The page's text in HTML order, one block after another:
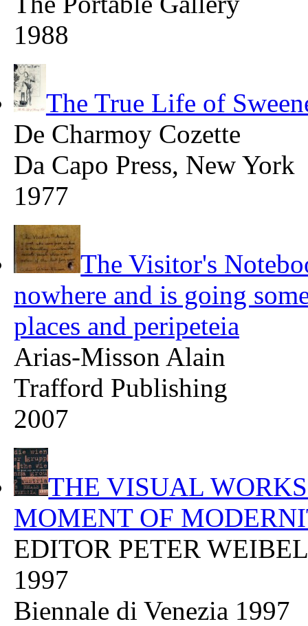
1988
The True Life of
De Charmoy Cozette
Da Capo Press, New York
1977
The Visitor's
nowhere and is going
places and peripeteia
Arias-Misson Alain
Trafford Publishing
2007
THE VISUAL
MOMENT OF
EDITOR PETER WEIBEL
1997
Biennale di Venezia 1997